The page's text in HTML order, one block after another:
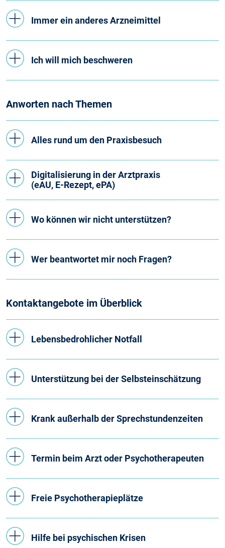
Immer ein anderes Arzneimittel
Ich will mich beschweren
Anworten nach Themen
Alles rund um den Praxisbesuch
Digitalisierung in der Arztpraxis
(eAU, E-Rezept, ePA)
Wo können wir nicht unterstützen?
Wer beantwortet mir noch Fragen?
Kontaktangebote im Überblick
Lebensbedrohlicher Notfall
Unterstützung bei der Selbsteinschätzung
Krank außerhalb der Sprechstundenzeiten
Termin beim Arzt oder Psychotherapeuten
Freie Psychotherapieplätze
Hilfe bei psychischen Krisen